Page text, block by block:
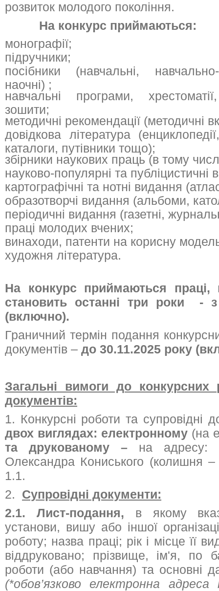
розвиток молодого покоління.
На конкурс приймаються:
монографії;
підручники;
посібники (навчальні,
наочні) ;
навчальні програми,
зошити;
методичні рекомендації (методичні
довідкова література
каталоги, путівники тощо);
збірники наукових праць (в тому
науково-популярні та публіцистичні
картографічні та нотні видання
образотворчі видання (альбоми,
періодичні видання (газетні,
праці молодих вчених;
винаходи, патенти на корисну
художня література.
На конкурс приймаються праці,
становить останні три роки -
(включно).
Граничний термін подання
документів – до 30.11.2025 року
Загальні вимоги до конкурсних
документів:
1. Конкурсні роботи та супровідні
двох виглядах: електронному (на
та друкованому – на адресу:
Олександра Кониського (колишня –
1.1.
2. Супровідні документи:
2.1. Лист-подання, в якому
установи, вишу або іншої
роботу; назва праці; рік і місце її
віддруковано; прізвище, ім'я, по
роботи (або навчання) та основні
(*обов’язково електронна